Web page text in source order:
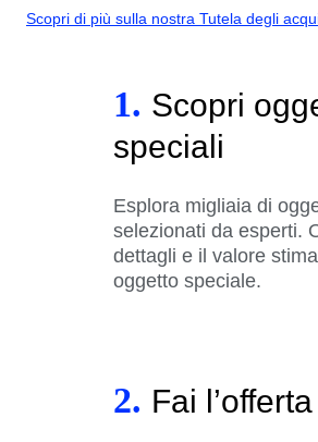
Scopri di più sulla nostra Tutela degli
1. Scopri
speciali
Esplora migliaia di
selezionati da esperti.
dettagli e il valore
oggetto speciale.
2. Fai